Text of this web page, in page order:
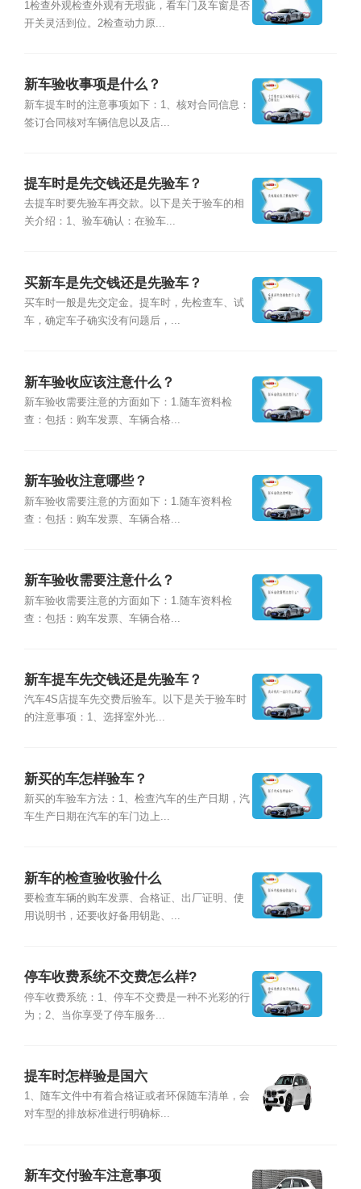
1检查外观检查外观有无瑕疵，看车门及车窗是否
开关灵活到位。2检查动力原...
新车验收事项是什么？
新车提车时的注意事项如下：1、核对合同信息：
签订合同核对车辆信息以及店...
提车时是先交钱还是先验车？
去提车时要先验车再交款。以下是关于验车的相
关介绍：1、验车确认：在验车...
买新车是先交钱还是先验车？
买车时一般是先交定金。提车时，先检查车、试
车，确定车子确实没有问题后，...
新车验收应该注意什么？
新车验收需要注意的方面如下：1.随车资料检
查：包括：购车发票、车辆合格...
新车验收注意哪些？
新车验收需要注意的方面如下：1.随车资料检
查：包括：购车发票、车辆合格...
新车验收需要注意什么？
新车验收需要注意的方面如下：1.随车资料检
查：包括：购车发票、车辆合格...
新车提车先交钱还是先验车？
汽车4S店提车先交费后验车。以下是关于验车时
的注意事项：1、选择室外光...
新买的车怎样验车？
新买的车验车方法：1、检查汽车的生产日期，汽
车生产日期在汽车的车门边上...
新车的检查验收验什么
要检查车辆的购车发票、合格证、出厂证明、使
用说明书，还要收好备用钥匙、...
停车收费系统不交费怎么样?
停车收费系统：1、停车不交费是一种不光彩的行
为；2、当你享受了停车服务...
提车时怎样验是国六
1、随车文件中有着合格证或者环保随车清单，会
对车型的排放标准进行明确标...
新车交付验车注意事项